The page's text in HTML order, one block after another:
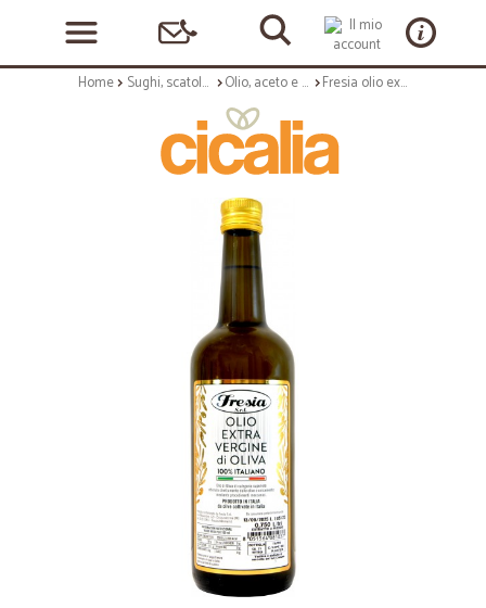
Home Sughi, scatolame e condimenti Olio, aceto e sale Fresia olio extra vergine di oliva 100% italiano cl.75